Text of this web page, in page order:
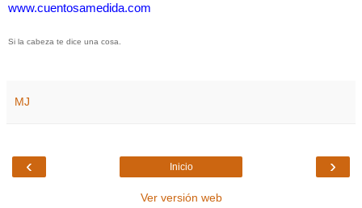
www.cuentosamedida.com
Si la cabeza te dice una cosa.
MJ
‹ ›
Inicio
Ver versión web